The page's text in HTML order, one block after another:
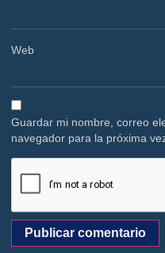
Web
Guardar mi nombre, correo
navegador para la próxima